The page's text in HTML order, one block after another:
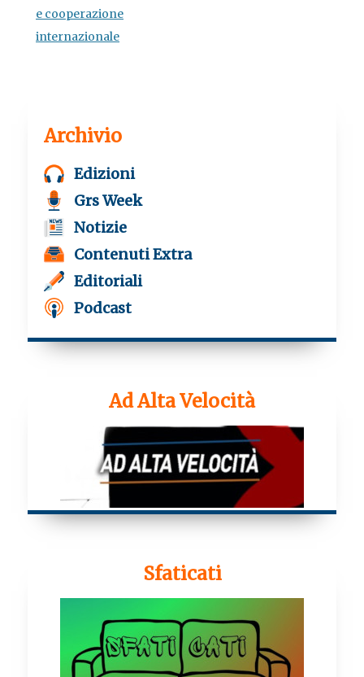
e cooperazione
internazionale
Archivio
Edizioni
Grs Week
Notizie
Contenuti Extra
Editoriali
Podcast
Ad Alta Velocità
Sfaticati